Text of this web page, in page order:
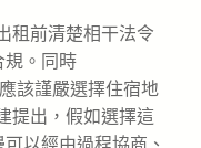
租前清楚相干法令
規。同時
該謹嚴選擇住宿地
提出，假如選擇這